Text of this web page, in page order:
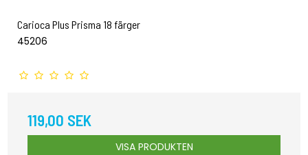
Carioca Plus Prisma 18 färger
45206
119,00 SEK
VISA PRODUKTEN